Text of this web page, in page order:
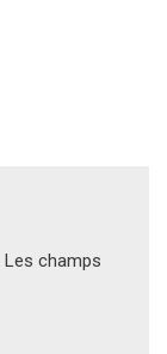
Les champs